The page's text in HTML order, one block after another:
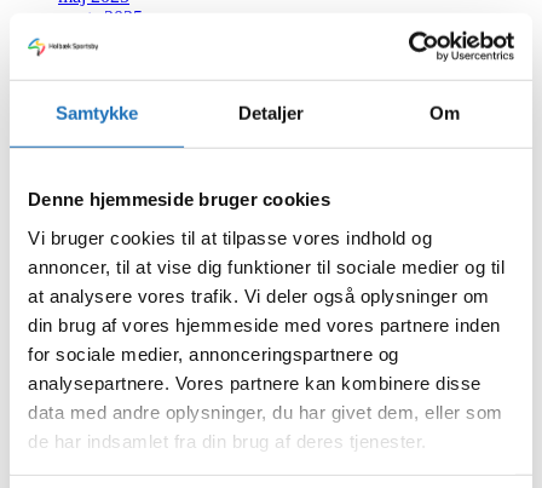
Samtykke Detaljer Om
Denne hjemmeside bruger cookies
Vi bruger cookies til at tilpasse vores indhold og
annoncer, til at vise dig funktioner til sociale medier og til
at analysere vores trafik. Vi deler også oplysninger om
din brug af vores hjemmeside med vores partnere inden
for sociale medier, annonceringspartnere og
analysepartnere. Vores partnere kan kombinere disse
data med andre oplysninger, du har givet dem, eller som
de har indsamlet fra din brug af deres tjenester.
marts 2025
februar 2025
december 2024
november 2024
oktober 2024
september 2024
juni 2024
maj 2024
april 2024
marts 2024
februar 2024
januar 2024
december 2023
november 2023
oktober 2023
september 2023
august 2023
juli 2023
juni 2023
maj 2023